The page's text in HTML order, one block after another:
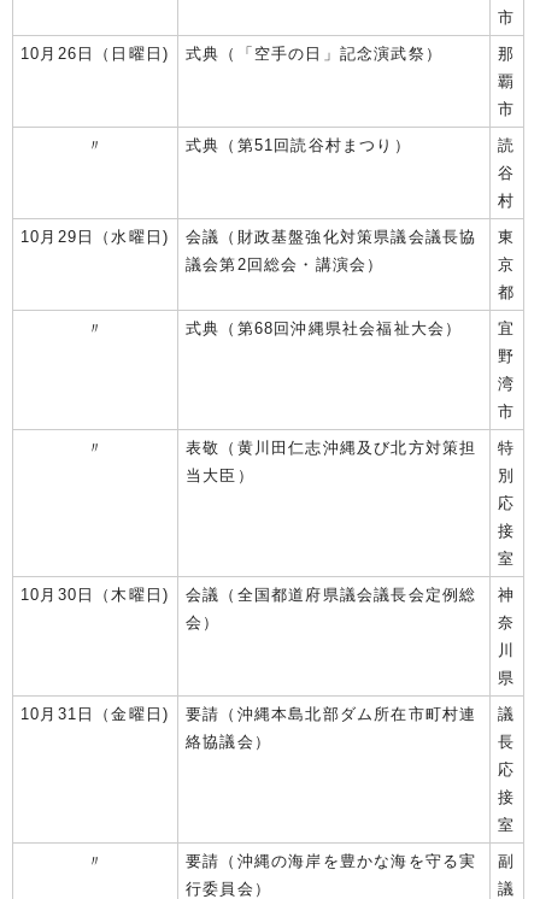
市
10月26日（日曜日)
式典（「空手の日」記念演武祭）
那
覇
市
〃
式典（第51回読谷村まつり）
読
谷
村
10月29日（水曜日)
会議（財政基盤強化対策県議会議長協
議会第2回総会・講演会）
東
京
都
〃
式典（第68回沖縄県社会福祉大会）
宜
野
湾
市
〃
表敬（黄川田仁志沖縄及び北方対策担
当大臣）
特
別
応
接
室
10月30日（木曜日)
会議（全国都道府県議会議長会定例総
会）
神
奈
川
県
10月31日（金曜日)
要請（沖縄本島北部ダム所在市町村連
絡協議会）
議
長
応
接
室
〃
要請（沖縄の海岸を豊かな海を守る実
行委員会）
副
議